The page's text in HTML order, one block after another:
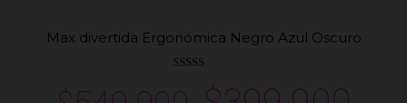
Max divertida Ergonómica Negro Azul Oscuro
5.00
de 5